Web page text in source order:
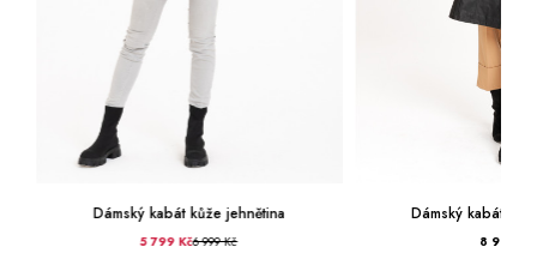
Dámský kabát kůže jehnětina
5 799 Kč6 999 Kč
Dámský kabát
8 999 Kč